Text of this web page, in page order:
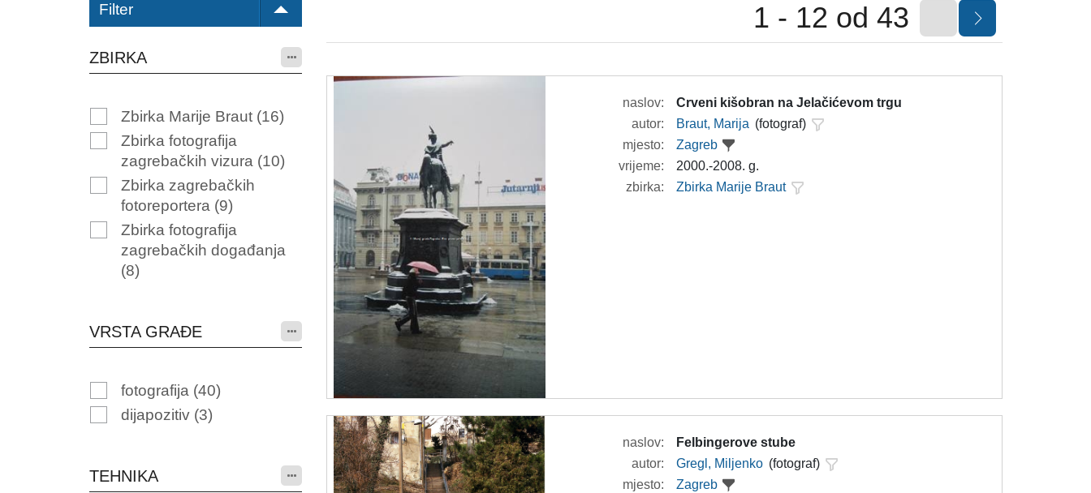
Filter
ZBIRKA
Zbirka Marije Braut (16)
Zbirka fotografija
zagrebačkih vizura (10)
Zbirka zagrebačkih
fotoreportera (9)
Zbirka fotografija
zagrebačkih događanja
(8)
VRSTA GRAĐE
fotografija (40)
dijapozitiv (3)
TEHNIKA
1 - 12 od 43
naslov:
Crveni kišobran na Jelačićevom trgu
autor:
Braut, Marija (fotograf)
mjesto:
Zagreb
vrijeme:
2000.-2008. g.
zbirka:
Zbirka Marije Braut
naslov:
Felbingerove stube
autor:
Gregl, Miljenko (fotograf)
mjesto:
Zagreb